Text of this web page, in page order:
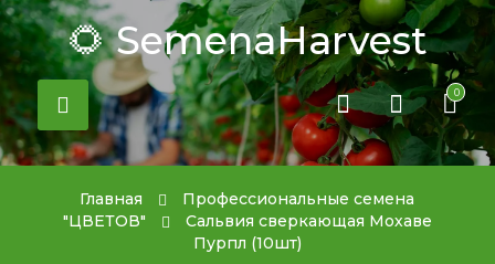
🌻 SemenaHarvest
0
Главная
Профессиональные семена
"ЦВЕТОВ"
Сальвия сверкающая Мохаве
Пурпл (10шт)